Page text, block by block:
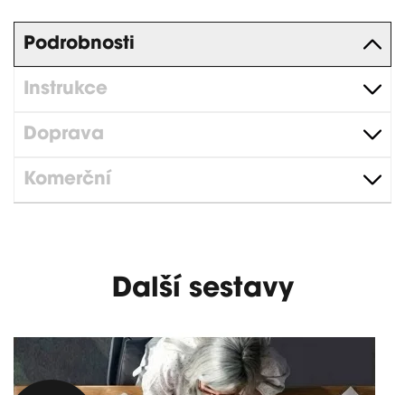
Podrobnosti
Instrukce
Doprava
Komerční
Další sestavy